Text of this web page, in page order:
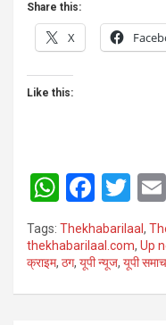
Share this:
X
Like this:
W
h
at
s
A
F
a
ce
b
o
T
wi
tt
er
Tags: Thekhabarilaal ,
thekhabarilaal.com, Up
क्राइम, ठग, यूपी न्यूज, यूपी